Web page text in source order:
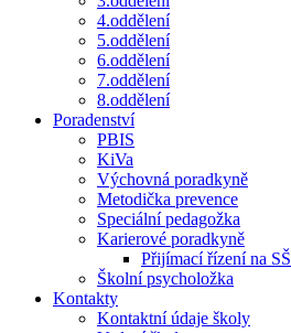
4.oddělení
5.oddělení
6.oddělení
7.oddělení
8.oddělení
Poradenství
PBIS
KiVa
Výchovná poradkyně
Metodička prevence
Speciální pedagožka
Karierové poradkyně
Přijímací řízení na SŠ
Školní psycholožka
Kontakty
Kontaktní údaje školy